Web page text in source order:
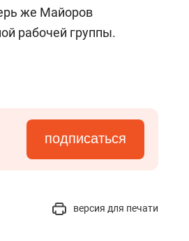
же Майоров
рабочей группы.
подписаться
версия для печати